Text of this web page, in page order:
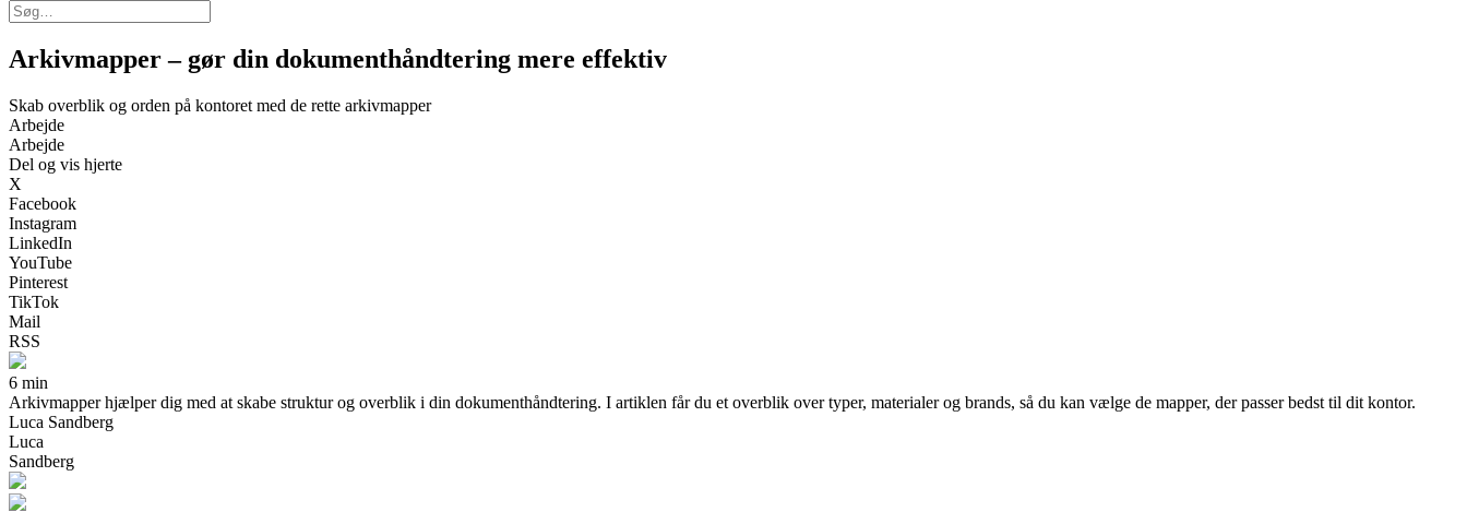
Arkivmapper – gør din dokumenthåndtering mere effektiv
Skab overblik og orden på kontoret med de rette arkivmapper
Arbejde
Arbejde
Del og vis hjerte
X
Facebook
Instagram
LinkedIn
YouTube
Pinterest
TikTok
Mail
RSS
6 min
Arkivmapper hjælper dig med at skabe struktur og overblik i din dokumenthåndtering. I artiklen får du et overblik over typer, materialer og brands, så du kan vælge de mapper, der passer bedst til dit kontor.
Luca Sandberg
Luca
Sandberg